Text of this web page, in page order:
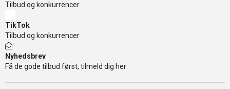
Tilbud og konkurrencer
TikTok
Tilbud og konkurrencer
Nyhedsbrev
Få de gode tilbud først, tilmeld dig her